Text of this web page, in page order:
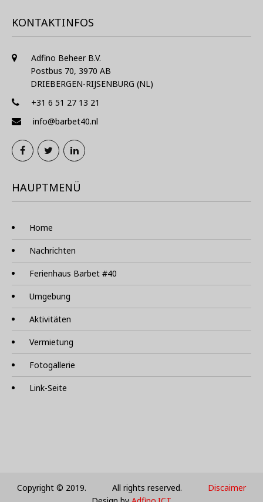
KONTAKTINFOS
Adfino Beheer B.V.
Postbus 70, 3970 AB
DRIEBERGEN-RIJSENBURG (NL)
+31 6 51 27 13 21
info@barbet40.nl
HAUPTMENÜ
Home
Nachrichten
Ferienhaus Barbet #40
Umgebung
Aktivitäten
Vermietung
Fotogallerie
Link-Seite
Copyright © 2019. All rights reserved. Discaimer